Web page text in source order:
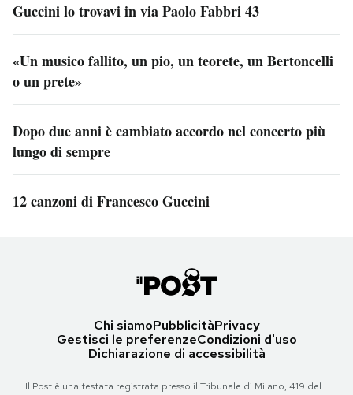
Guccini lo trovavi in via Paolo Fabbri 43
«Un musico fallito, un pio, un teorete, un Bertoncelli
o un prete»
Dopo due anni è cambiato accordo nel concerto più
lungo di sempre
12 canzoni di Francesco Guccini
Chi siamoPubblicitàPrivacy
Gestisci le preferenzeCondizioni d'uso
Dichiarazione di accessibilità
Il Post è una testata registrata presso il Tribunale di Milano, 419 del